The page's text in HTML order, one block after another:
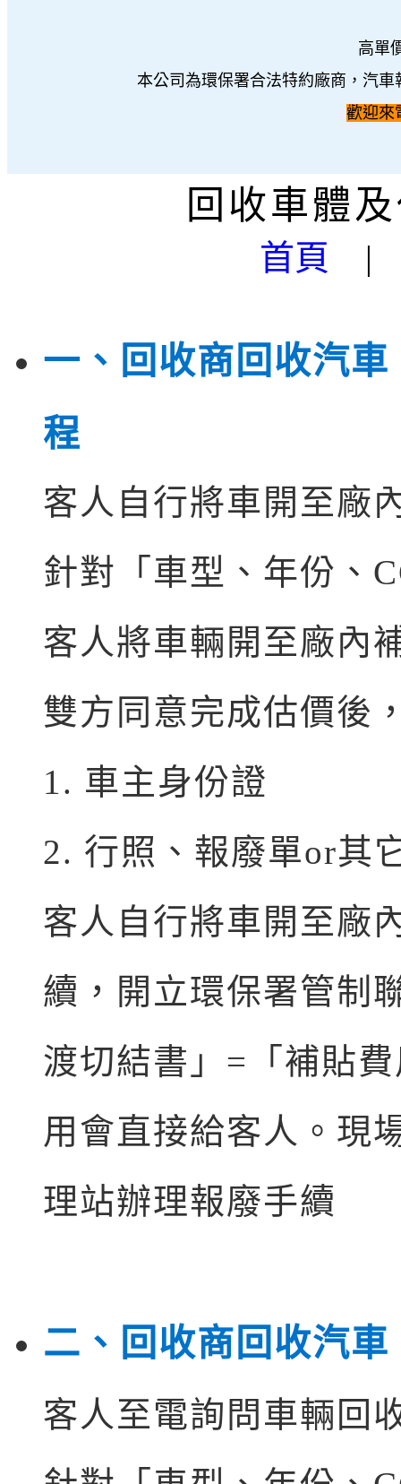
高單
本公司為環保署合法特約廠商，汽車
歡迎來
回收車體
首頁
一、回收商回收汽
程
客人自行將車開至廠
針對「車型、年份、
客人將車輛開至廠內
雙方同意完成估價後
1. 車主身份證
2. 行照、報廢單or其
客人自行將車開至廠
續，開立環保署管制
渡切結書」=「補貼
用會直接給客人。現
理站辦理報廢手續
二、回收商回收汽
客人至電詢問車輛回